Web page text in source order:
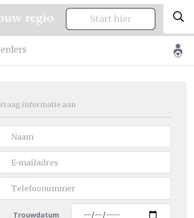
regio Start hier
informatie aan
Trouwdatum